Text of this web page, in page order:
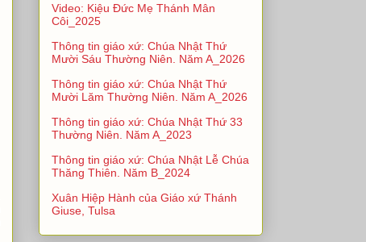
Video: Kiệu Đức Mẹ Thánh Mân
Côi_2025
Thông tin giáo xứ: Chúa Nhật Thứ
Mười Sáu Thường Niên. Năm A_2026
Thông tin giáo xứ: Chúa Nhật Thứ
Mười Lăm Thường Niên. Năm A_2026
Thông tin giáo xứ: Chúa Nhật Thứ 33
Thường Niên. Năm A_2023
Thông tin giáo xứ: Chúa Nhật Lễ Chúa
Thăng Thiên. Năm B_2024
Xuân Hiệp Hành của Giáo xứ Thánh
Giuse, Tulsa